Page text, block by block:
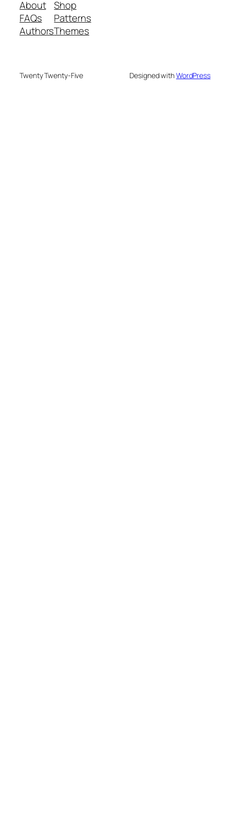
About
FAQs
Authors
Shop
Patterns
Themes
Twenty Twenty-Five Designed withWordPress